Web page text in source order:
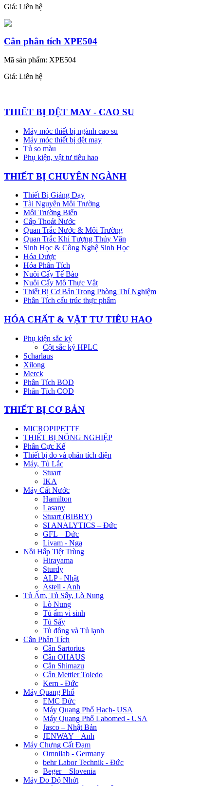
Giá: Liên hệ
Cân phân tích XPE504
Mã sản phẩm: XPE504
Giá: Liên hệ
THIẾT BỊ DỆT MAY - CAO SU
Máy móc thiết bị ngành cao su
Máy móc thiết bị dệt may
Tủ so màu
Phụ kiện, vật tư tiêu hao
THIẾT BỊ CHUYÊN NGÀNH
Thiết Bị Giảng Dạy
Tài Nguyên Môi Trường
Môi Trường Biển
Cấp Thoát Nước
Quan Trắc Nước & Môi Trường
Quan Trắc Khí Tượng Thủy Văn
Sinh Học & Công Nghệ Sinh Học
Hóa Dược
Hóa Phân Tích
Nuôi Cấy Tế Bào
Nuôi Cấy Mô Thực Vật
Thiết Bị Cơ Bản Trong Phòng Thí Nghiệm
Phân Tích cấu trúc thực phẩm
HÓA CHẤT & VẬT TƯ TIÊU HAO
Phụ kiện sắc ký
Cột sắc ký HPLC
Scharlaus
Xilong
Merck
Phân Tích BOD
Phân Tích COD
THIẾT BỊ CƠ BẢN
MICROPIPETTE
THIẾT BỊ NÔNG NGHIỆP
Phân Cực Kế
Thiết bị đo và phân tích điện
Máy, Tủ Lắc
Stuart
IKA
Máy Cất Nước
Hamilton
Lasany
Stuart (BIBBY)
SI ANALYTICS – Đức
GFL – Đức
Livam - Nga
Nồi Hấp Tiệt Trùng
Hirayama
Sturdy
ALP - Nhật
Astell - Anh
Tủ Ấm, Tủ Sấy, Lò Nung
Lò Nung
Tủ ấm vi sinh
Tủ Sấy
Tủ đông và Tủ lạnh
Cân Phân Tích
Cân Sartorius
Cân OHAUS
Cân Shimazu
Cân Mettler Toledo
Kern - Đức
Máy Quang Phổ
EMC Đức
Máy Quang Phổ Hach- USA
Máy Quang Phổ Labomed - USA
Jasco – Nhật Bản
JENWAY – Anh
Máy Chưng Cất Đạm
Omnilab - Germany
behr Labor Technik - Đức
Beger _ Slovenia
Máy Đo Độ Nhớt